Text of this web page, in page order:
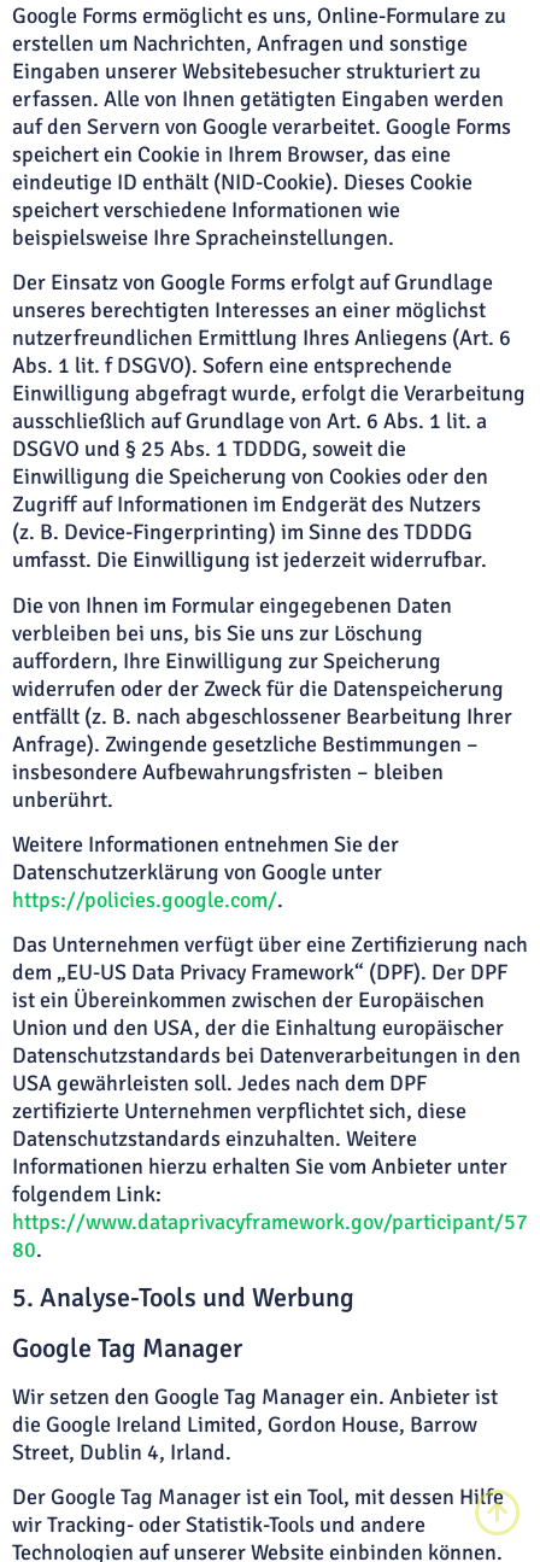
Google Forms ermöglicht es uns, Online-Formulare zu
erstellen um Nachrichten, Anfragen und sonstige
Eingaben unserer Websitebesucher strukturiert zu
erfassen. Alle von Ihnen getätigten Eingaben werden
auf den Servern von Google verarbeitet. Google Forms
speichert ein Cookie in Ihrem Browser, das eine
eindeutige ID enthält (NID-Cookie). Dieses Cookie
speichert verschiedene Informationen wie
beispielsweise Ihre Spracheinstellungen.
Der Einsatz von Google Forms erfolgt auf Grundlage
unseres berechtigten Interesses an einer möglichst
nutzerfreundlichen Ermittlung Ihres Anliegens (Art. 6
Abs. 1 lit. f DSGVO). Sofern eine entsprechende
Einwilligung abgefragt wurde, erfolgt die Verarbeitung
ausschließlich auf Grundlage von Art. 6 Abs. 1 lit. a
DSGVO und § 25 Abs. 1 TDDDG, soweit die
Einwilligung die Speicherung von Cookies oder den
Zugriff auf Informationen im Endgerät des Nutzers
(z. B. Device-Fingerprinting) im Sinne des TDDDG
umfasst. Die Einwilligung ist jederzeit widerrufbar.
Die von Ihnen im Formular eingegebenen Daten
verbleiben bei uns, bis Sie uns zur Löschung
auffordern, Ihre Einwilligung zur Speicherung
widerrufen oder der Zweck für die Datenspeicherung
entfällt (z. B. nach abgeschlossener Bearbeitung Ihrer
Anfrage). Zwingende gesetzliche Bestimmungen –
insbesondere Aufbewahrungsfristen – bleiben
unberührt.
Weitere Informationen entnehmen Sie der
Datenschutzerklärung von Google unter
https://policies.google.com/.
Das Unternehmen verfügt über eine Zertifizierung nach
dem „EU-US Data Privacy Framework“ (DPF). Der DPF
ist ein Übereinkommen zwischen der Europäischen
Union und den USA, der die Einhaltung europäischer
Datenschutzstandards bei Datenverarbeitungen in den
USA gewährleisten soll. Jedes nach dem DPF
zertifizierte Unternehmen verpflichtet sich, diese
Datenschutzstandards einzuhalten. Weitere
Informationen hierzu erhalten Sie vom Anbieter unter
folgendem Link:
https://www.dataprivacyframework.gov/participant/57
80.
5. Analyse-Tools und Werbung
Google Tag Manager
Wir setzen den Google Tag Manager ein. Anbieter ist
die Google Ireland Limited, Gordon House, Barrow
Street, Dublin 4, Irland.
Der Google Tag Manager ist ein Tool, mit dessen Hilfe
wir Tracking- oder Statistik-Tools und andere
Technologien auf unserer Website einbinden können.